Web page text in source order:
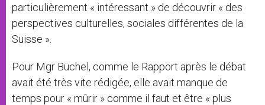
particulièrement « intéressant » de découvrir « des
perspectives culturelles, sociales différentes de la
Suisse ».
Pour Mgr Büchel, comme le Rapport après le débat
avait été très vite rédigée, elle avait manque de
temps pour « mûrir » comme il faut et être « plus